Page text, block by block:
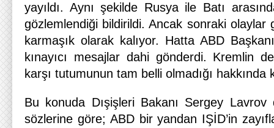
yayıldı. Aynı şekilde Rusya ile Batı
gözlemlendiği bildirildi. Ancak sonraki
karmaşık olarak kalıyor. Hatta ABD
kınayıcı mesajlar dahi gönderdi. Kremlin
karşı tutumunun tam belli olmadığı hakkında
Bu konuda Dışişleri Bakanı Sergey
sözlerine göre; ABD bir yandan IŞİD’in